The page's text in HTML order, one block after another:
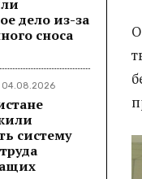
дело из-за
сноса
04.08.2026
систему